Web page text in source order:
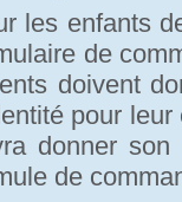
les enfants
de
doivent
pour
donner
de